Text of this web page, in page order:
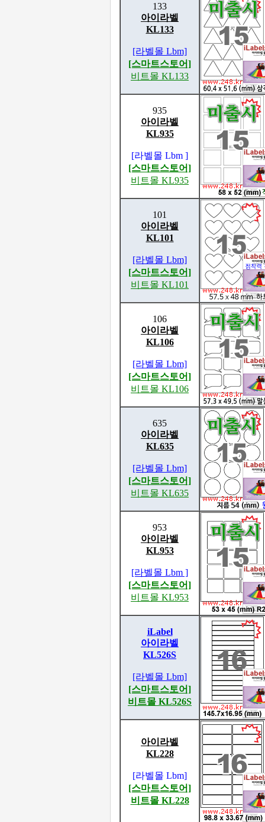
133
아이라벨
KL133
[라벨몰 Lbm]
[스마트스토어]
비트몰 KL133
935
아이라벨
KL935
[라벨몰 Lbm ]
[스마트스토어]
비트몰 KL935
101
아이라벨
KL101
[라벨몰 Lbm]
[스마트스토어]
비트몰 KL101
106
아이라벨
KL106
[라벨몰 Lbm]
[스마트스토어]
비트몰 KL106
635
아이라벨
KL635
[라벨몰 Lbm]
[스마트스토어]
비트몰 KL635
953
아이라벨
KL953
[라벨몰 Lbm ]
[스마트스토어]
비트몰 KL953
iLabel
아이라벨
KL526S
[라벨몰 Lbm]
[스마트스토어]
비트몰 KL526S
아이라벨
KL228
[라벨몰 Lbm]
[스마트스토어]
비트몰 KL228